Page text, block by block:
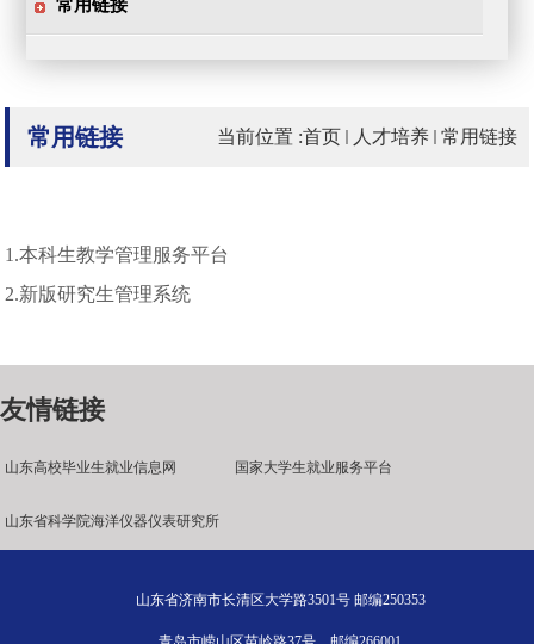
常用链接
常用链接 当前位置 :首页 人才培养 常用链接
1.本科生教学管理服务平台
2.新版研究生管理系统
友情链接
山东高校毕业生就业信息网 国家大学生就业服务平台
山东省科学院海洋仪器仪表研究所
山东省济南市长清区大学路3501号 邮编250353